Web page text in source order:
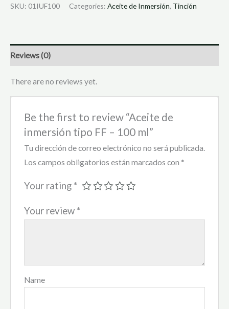
SKU: 01IUF100 Categories: Aceite de Inmersión, Tinción
Reviews (0)
There are no reviews yet.
Be the first to review “Aceite de
inmersión tipo FF – 100 ml”
Tu dirección de correo electrónico no será publicada.
Los campos obligatorios están marcados con *
Your rating *
Your review *
Name